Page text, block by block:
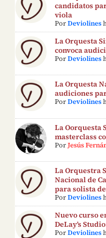
candidatos
viola
PorDeviolines
La Orquesta
convoca
PorDeviolines
La Orquesta
audiciones
PorDeviolines
La Oorquesta
masterclass
PorJesús
La Orquestra
Nacional de
para solista
PorDeviolines
Nuevo curso
DeLay’s
PorDeviolines